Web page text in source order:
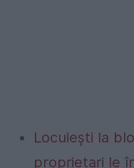
Locuiești la
proprietari le